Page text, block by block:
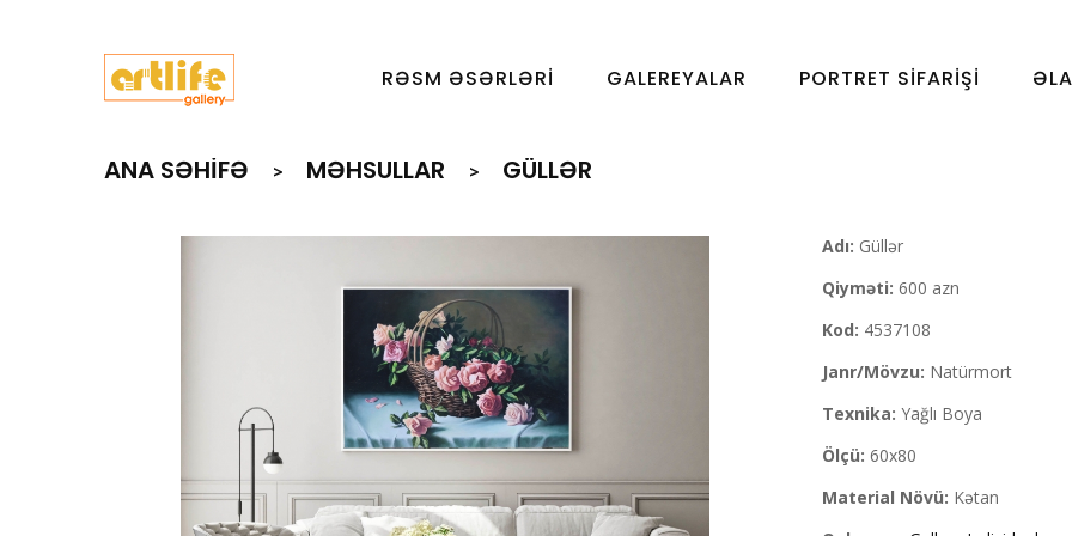
RƏSM ƏSƏRLƏRI GALEREYALAR PORTRET SIFARIŞI
ANA SƏHIFƏ MƏHSULLAR GÜLLƏR
Adı: Güllər
Qiyməti: 600 azn
Kod: 4537108
Janr/Mövzu: Natürmort
Texnika: Yağlı Boya
Ölçü: 60x80
Material Növü: Kətan